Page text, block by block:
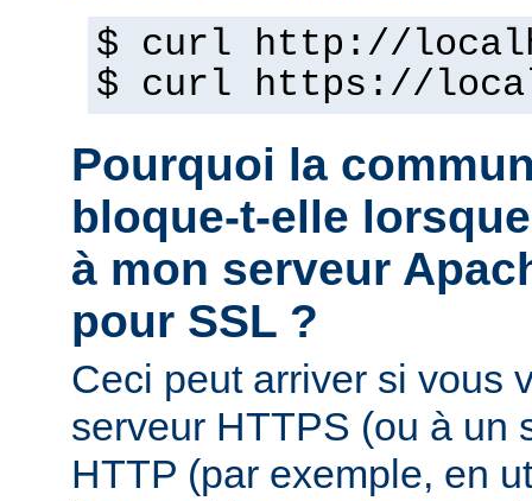
$ curl http://
$ curl https://
Pourquoi la
bloque-t-elle
à mon serveur
pour SSL ?
Ceci peut arriver si vous
serveur HTTPS (ou à un
HTTP (par exemple, en